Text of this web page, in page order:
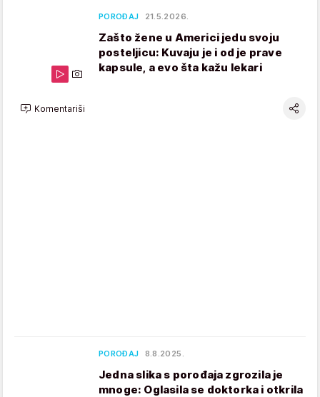
POROĐAJ 21.5.2026.
Zašto žene u Americi jedu svoju
posteljicu: Kuvaju je i od je prave
kapsule, a evo šta kažu lekari
Komentariši
POROĐAJ 8.8.2025.
Jedna slika s porođaja zgrozila je
mnoge: Oglasila se doktorka i otkrila